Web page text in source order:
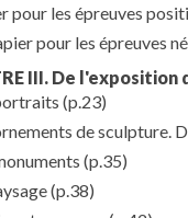
pour les épreuves
pour les épreuves
III. De l'exposition
(p.23)
de sculpture.
(p.35)
(p.38)